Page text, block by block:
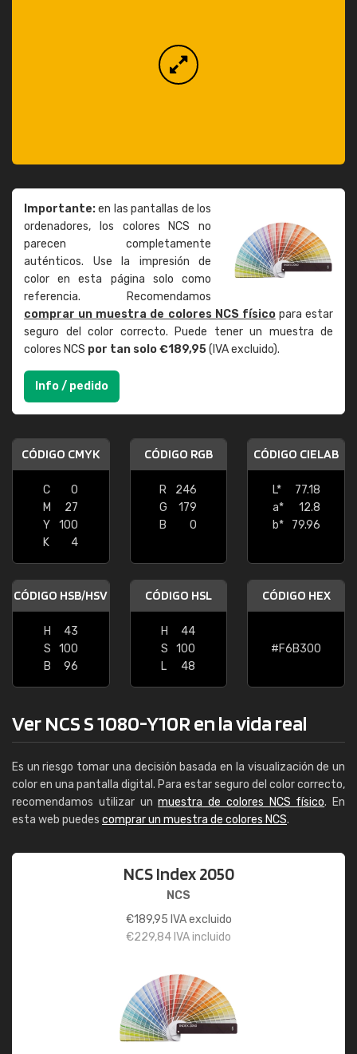
Importante:en las pantallas de los
ordenadores, los colores NCS no
parecen completamente
auténticos. Use la impresión de
color en esta página solo como
referencia. Recomendamos
comprar un muestra de colores NCS físicopara estar
seguro del color correcto. Puede tener un muestra de
colores NCS por tan solo €189,95(IVA excluido).
Info / pedido
CÓDIGO CMYK
C
0
M
27
Y
100
K
4
CÓDIGO RGB
R
246
G
179
B
0
CÓDIGO CIELAB
L*
77.18
a*
12.8
b*
79.96
CÓDIGO HSB/HSV
H
43
S
100
B
96
CÓDIGO HSL
H
44
S
100
L
48
CÓDIGO HEX
#F6B300
Ver NCS S 1080-Y10R en la vida real
Es un riesgo tomar una decisión basada en la visualización de un
color en una pantalla digital. Para estar seguro del color correcto,
recomendamos utilizar unmuestra de colores NCS físico. En
esta web puedes comprar un muestra de colores NCS.
NCS Index 2050
NCS
€189,95 IVA excluido
€229,84 IVA incluido